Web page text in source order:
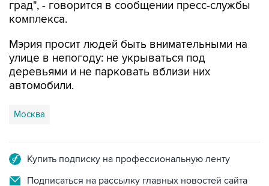
град", - говорится в сообщении пресс-службы
комплекса.
Мэрия просит людей быть внимательными на
улице в непогоду: не укрываться под
деревьями и не парковать вблизи них
автомобили.
Москва
Купить подписку на профессиональную ленту
Подписаться на рассылку главных новостей сайта